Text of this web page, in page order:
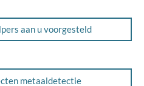
aan u voorgesteld
metaaldetectie